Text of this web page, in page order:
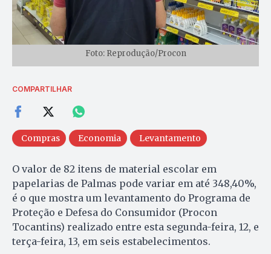
Foto: Reprodução/Procon
COMPARTILHAR
Compras Economia Levantamento
O valor de 82 itens de material escolar em
papelarias de Palmas pode variar em até 348,40%,
é o que mostra um levantamento do Programa de
Proteção e Defesa do Consumidor (Procon
Tocantins) realizado entre esta segunda-feira, 12, e
terça-feira, 13, em seis estabelecimentos.